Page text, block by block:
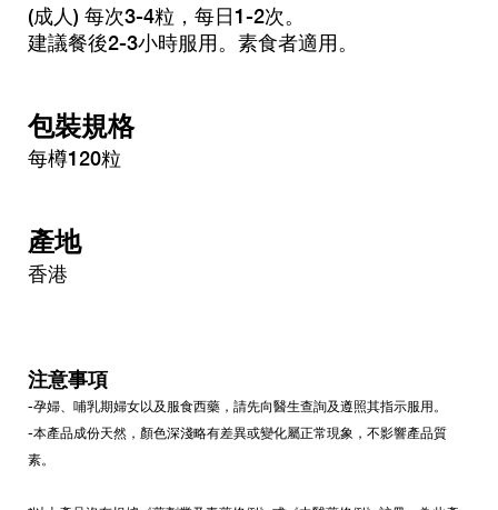
(成人) 每次3-4粒，每日1-2次。
建議餐後2-3小時服用。素食者適用。
包裝規格
每樽120粒
產地
香港
注意事項
-孕婦、哺乳期婦女以及服食西藥，請先向醫生查詢及遵照其指示服用。
-本產品成份天然，顏色深淺略有差異或變化屬正常現象，不影響產品質
素。